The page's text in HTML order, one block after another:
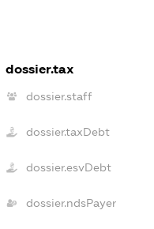
dossier.tax
dossier.staff
dossier.taxDebt
dossier.esvDebt
dossier.ndsPayer